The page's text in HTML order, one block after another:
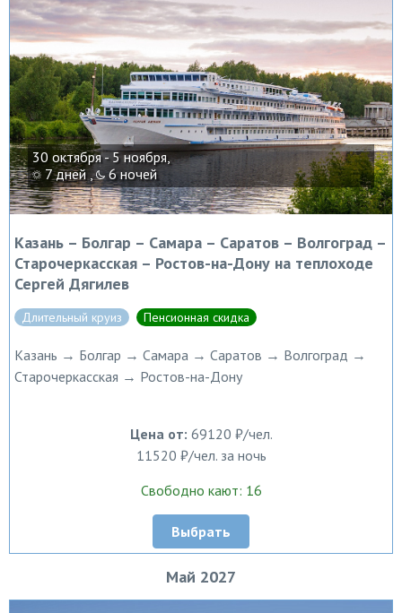
30 октября - 5 ноября,
7 дней , 6 ночей
Казань – Болгар – Самара – Саратов – Волгоград –
Старочеркасская – Ростов-на-Дону на теплоходе
Сергей Дягилев
Длительный круиз Пенсионная скидка
Казань → Болгар → Самара → Саратов → Волгоград →
Старочеркасская → Ростов-на-Дону
Цена от: 69120 ₽/чел.
11520 ₽/чел. за ночь
Свободно кают: 16
Выбрать
Май 2027